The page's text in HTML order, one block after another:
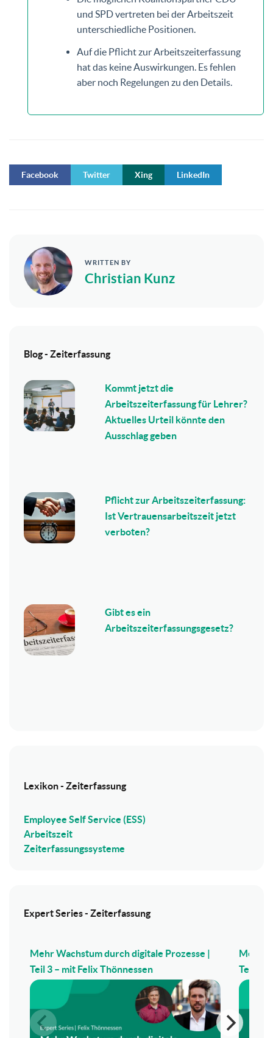
und SPD vertreten bei der Arbeitszeit
unterschiedliche Positionen.
Auf die Pflicht zur Arbeitszeiterfassung
hat das keine Auswirkungen. Es fehlen
aber noch Regelungen zu den Details.
Facebook Twitter Xing LinkedIn
WRITTEN BY
Christian Kunz
Blog - Zeiterfassung
Kommt jetzt die
Arbeitszeiterfassung für Lehrer?
Aktuelles Urteil könnte den
Ausschlag geben
Pflicht zur Arbeitszeiterfassung:
Ist Vertrauensarbeitszeit jetzt
verboten?
Gibt es ein
Arbeitszeiterfassungsgesetz?
Lexikon - Zeiterfassung
Employee Self Service (ESS)
Arbeitszeit
Zeiterfassungssysteme
Expert Series - Zeiterfassung
Mehr Wachstum durch digitale Prozesse |
Teil 3 – mit Felix Thönnessen
Mehr
Teil 2 –